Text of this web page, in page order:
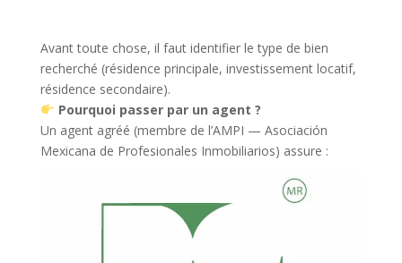
Avant toute chose, il faut identifier le type de bien
recherché (résidence principale, investissement locatif,
résidence secondaire).
Pourquoi passer par un agent ?
Un agent agréé (membre de l’AMPI — Asociación
Mexicana de Profesionales Inmobiliarios) assure :